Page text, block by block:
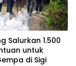
Salurkan 1.500
untuk
di Sigi